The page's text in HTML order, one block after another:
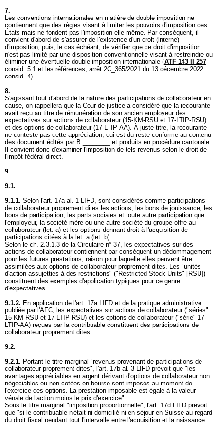
7.
Les conventions internationales en matière de double imposition ne
contiennent que des règles visant à limiter les pouvoirs d'imposition des
États mais ne fondent pas l'imposition elle-même. Par conséquent, il
convient d'abord de s'assurer de l'existence d'un droit (interne)
d'imposition, puis, le cas échéant, de vérifier que ce droit d'imposition
n'est pas limité par une disposition conventionnelle visant à restreindre ou
éliminer une éventuelle double imposition internationale (ATF 143 II 257
consid. 5.1 et les références; arrêt 2C_365/2021 du 13 décembre 2022
consid. 4).
8.
S'agissant tout d'abord de la nature des participations de collaborateur en
cause, on rappellera que la Cour de justice a considéré que la recourante
avait reçu au titre de rémunération de son ancien employeur des
expectatives sur actions de collaborateur (15-KM-RSU et 17-LTIP-RSU)
et des options de collaborateur (17-LTIP-AA). À juste titre, la recourante
ne conteste pas cette appréciation, qui est du reste conforme au contenu
des document édités par B.________ et produits en procédure cantonale.
Il convient donc d'examiner l'imposition de tels revenus selon le droit de
l'impôt fédéral direct.
9.
9.1.
9.1.1. Selon l'art. 17a al. 1 LIFD, sont considérés comme participations
de collaborateur proprement dites les actions, les bons de jouissance, les
bons de participation, les parts sociales et toute autre participation que
l'employeur, la société mère ou une autre société du groupe offre au
collaborateur (let. a) et les options donnant droit à l'acquisition de
participations citées à la let. a (let. b).
Selon le ch. 2.3.1.3 de la Circulaire n° 37, les expectatives sur des
actions de collaborateur contiennent par conséquent un dédommagement
pour les futures prestations, raison pour laquelle elles peuvent être
assimilées aux options de collaborateur proprement dites. Les "unités
d'action assujetties à des restrictions" ("Restricted Stock Units" [RSU])
constituent des exemples d'application typiques pour ce genre
d'expectatives.
9.1.2. En application de l'art. 17a LIFD et de la pratique administrative
publiée par l'AFC, les expectatives sur actions de collaborateur ("séries"
15-KM-RSU et 17-LTIP-RSU) et les options de collaborateur ("série" 17-
LTIP-AA) reçues par la contribuable constituent des participations de
collaborateur proprement dites.
9.2.
9.2.1. Portant le titre marginal "revenus provenant de participations de
collaborateur proprement dites", l'art. 17b al. 3 LIFD prévoit que "les
avantages appréciables en argent dérivant d'options de collaborateur non
négociables ou non cotées en bourse sont imposés au moment de
l'exercice des options. La prestation imposable est égale à la valeur
vénale de l'action moins le prix d'exercice".
Sous le titre marginal "imposition proportionnelle", l'art. 17d LIFD prévoit
que "si le contribuable n'était ni domicilié ni en séjour en Suisse au regard
du droit fiscal pendant tout l'intervalle entre l'acquisition et la naissance